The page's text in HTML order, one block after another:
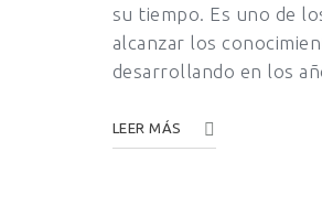
su tiempo. Es uno de
alcanzar los
desarrollando en los
LEER MÁS